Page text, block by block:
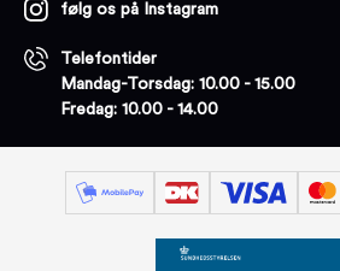
følg os på Instagram
Telefontider
Mandag-Torsdag: 10.00 - 15.00
Fredag: 10.00 - 14.00